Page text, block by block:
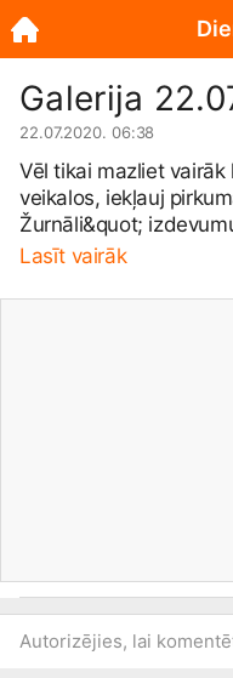
Galerija
22.07.2020. 06:38
Vēl tikai mazliet vairāk
veikalos, iekļauj
Žurnāli&quot;
kādu no Stollar
Lasīt vairāk
Autorizējies, lai